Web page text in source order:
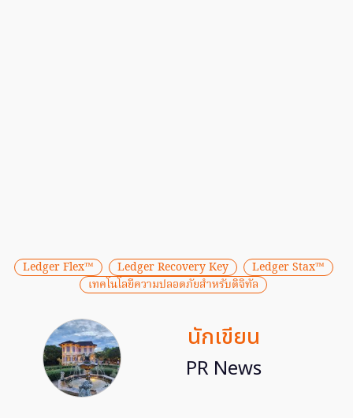
Ledger Flex™ Ledger Recovery Key
Ledger Stax™
เทคโนโลยีความปลอดภัยสำหรับดิจิทัล
นักเขียน
PR News